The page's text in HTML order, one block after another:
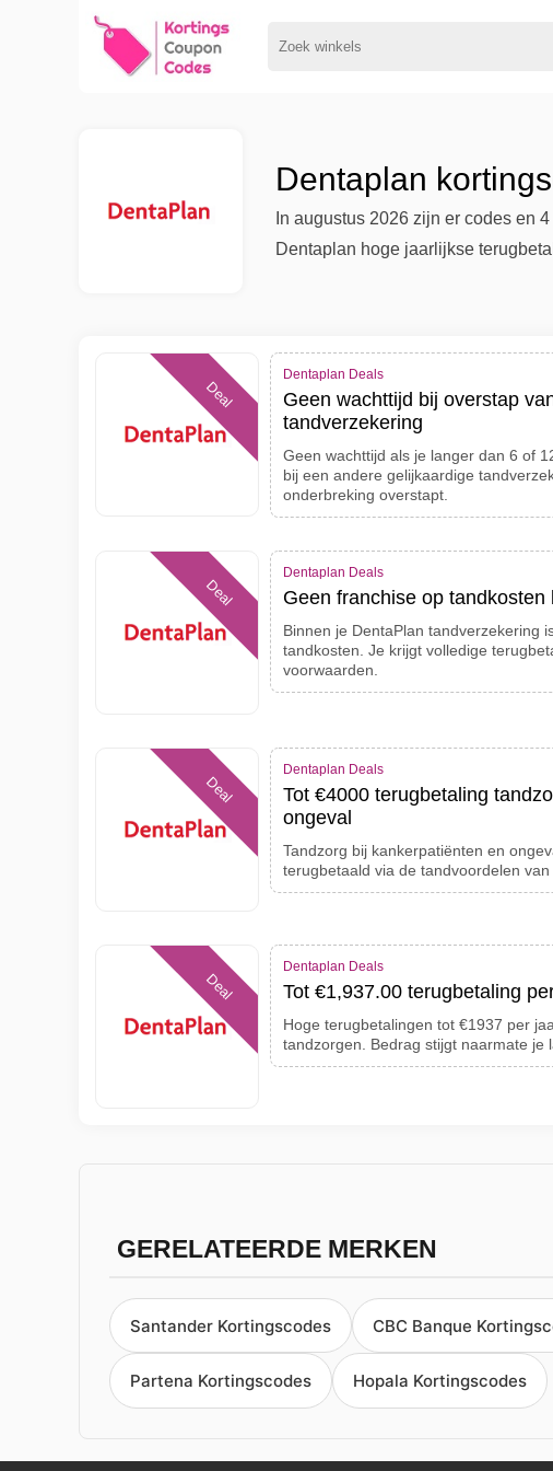
Dentaplan
In augustus 2026 zijn er codes en
Dentaplan hoge jaarlijkse
Deal
Dentaplan Deals
Geen wachttijd bij overstap
tandverzekering
Geen wachttijd als je langer dan 6 of
bij een andere gelijkaardige
onderbreking overstapt.
Deal
Dentaplan Deals
Geen franchise op tandkosten
Binnen je DentaPlan tandverzekering
tandkosten. Je krijgt volledige
voorwaarden.
Deal
Dentaplan Deals
Tot €4000 terugbetaling
ongeval
Tandzorg bij kankerpatiënten en
terugbetaald via de tandvoordelen van
Deal
Dentaplan Deals
Tot €1,937.00 terugbetaling
Hoge terugbetalingen tot €1937 per
tandzorgen. Bedrag stijgt naarmate je
GERELATEERDE MERKEN
Santander Kortingscodes CBC Banque
Partena Kortingscodes Hopala Kortingscodes